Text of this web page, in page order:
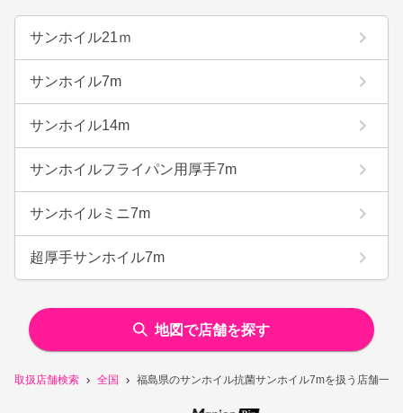
取扱店舗検索 全国 福島県のサンホイル抗菌サンホイル7mを扱う店舗一覧
サンホイル21ｍ
サンホイル7m
サンホイル14m
サンホイルフライパン用厚手7m
サンホイルミニ7m
超厚手サンホイル7m
地図で店舗を探す